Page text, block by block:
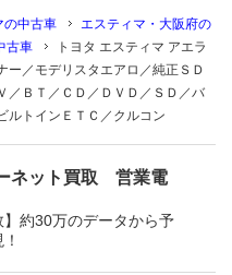
の中古車
エスティマ・大阪府の
古車
トヨタ エスティマ アエラ
／モデリスタエアロ／純正ＳＤ
／ＢＴ／ＣＤ／ＤＶＤ／ＳＤ／バ
ルトインＥＴＣ／クルコン
ネット買取 営業電
】約30万のデータから予